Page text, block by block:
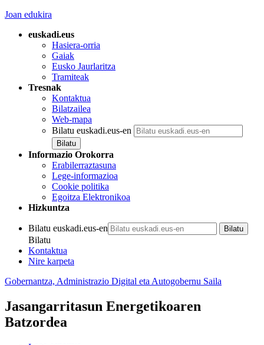
Joan edukira
euskadi.eus
Hasiera-orria
Gaiak
Eusko Jaurlaritza
Tramiteak
Tresnak
Kontaktua
Bilatzailea
Web-mapa
Bilatu euskadi.eus-en
Informazio Orokorra
Erabilerraztasuna
Lege-informazioa
Cookie politika
Egoitza Elektronikoa
Hizkuntza
Bilatu euskadi.eus-en
Bilatu
Kontaktua
Nire karpeta
Gobernantza, Administrazio Digital eta Autogobernu Saila
Jasangarritasun Energetikoaren
Batzordea